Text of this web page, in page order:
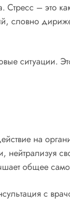
Стресс – это
словно
ситуации.
на
нейтрализуя
общее
с